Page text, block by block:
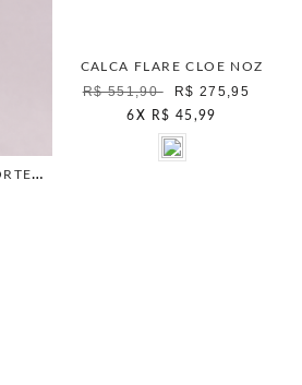
CALCA LEGGING RECORTES CANELA
CALCA FLARE CLOE NOZ
R$ 551,90 R$ 275,95
6 X R$ 45,99